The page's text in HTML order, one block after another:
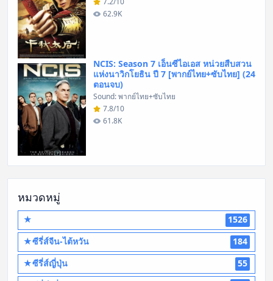
62.9K
NCIS: Season 7 เอ็นซีไอเอส หน่วยสืบสวน
แห่งนาวิกโยธิน ปี 7 [พากย์ไทย+ซับไทย] (24
ตอนจบ)
Sound: พากย์ไทย+ซับไทย
7.8/10
61.8K
หมวดหมู่
★
1526
★ซีรี่ส์จีน-ไต้หวัน
184
★ซีรี่ส์ญี่ปุ่น
55